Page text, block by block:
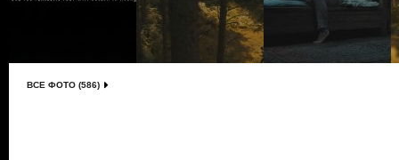
ВСЕ ФОТО (586)